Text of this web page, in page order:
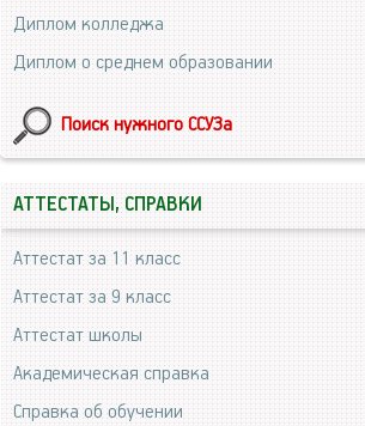
Диплом колледжа
Диплом о среднем образовании
Поиск нужного ССУЗа
АТТЕСТАТЫ, СПРАВКИ
Аттестат за 11 класс
Аттестат за 9 класс
Аттестат школы
Академическая справка
Справка об обучении